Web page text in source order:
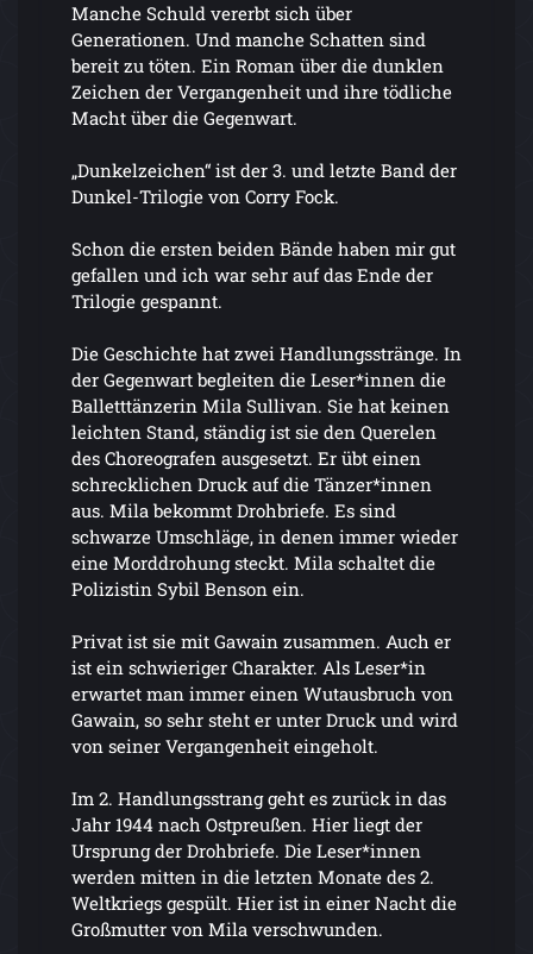
Manche Schuld vererbt sich über
Generationen. Und manche Schatten sind
bereit zu töten. Ein Roman über die dunklen
Zeichen der Vergangenheit und ihre tödliche
Macht über die Gegenwart.
„Dunkelzeichen“ ist der 3. und letzte Band der
Dunkel-Trilogie von Corry Fock.
Schon die ersten beiden Bände haben mir gut
gefallen und ich war sehr auf das Ende der
Trilogie gespannt.
Die Geschichte hat zwei Handlungsstränge. In
der Gegenwart begleiten die Leser*innen die
Balletttänzerin Mila Sullivan. Sie hat keinen
leichten Stand, ständig ist sie den Querelen
des Choreografen ausgesetzt. Er übt einen
schrecklichen Druck auf die Tänzer*innen
aus. Mila bekommt Drohbriefe. Es sind
schwarze Umschläge, in denen immer wieder
eine Morddrohung steckt. Mila schaltet die
Polizistin Sybil Benson ein.
Privat ist sie mit Gawain zusammen. Auch er
ist ein schwieriger Charakter. Als Leser*in
erwartet man immer einen Wutausbruch von
Gawain, so sehr steht er unter Druck und wird
von seiner Vergangenheit eingeholt.
Im 2. Handlungsstrang geht es zurück in das
Jahr 1944 nach Ostpreußen. Hier liegt der
Ursprung der Drohbriefe. Die Leser*innen
werden mitten in die letzten Monate des 2.
Weltkriegs gespült. Hier ist in einer Nacht die
Großmutter von Mila verschwunden.